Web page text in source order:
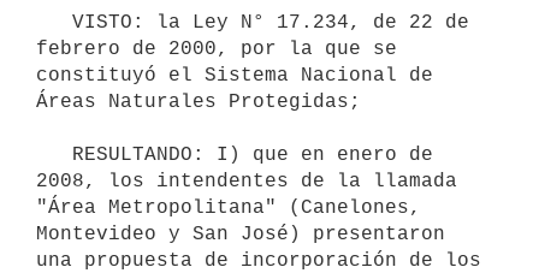
febrero de 2000, por la que se
constituyó el Sistema Nacional de
Áreas Naturales Protegidas;
2008, los intendentes de la llamada
"Área Metropolitana" (Canelones,
Montevideo y San José) presentaron
una propuesta de incorporación de los